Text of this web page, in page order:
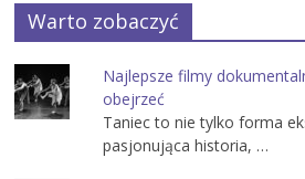
Warto zobaczyć
Najlepsze filmy
obejrzeć
Taniec to nie tylko forma
pasjonująca historia, …